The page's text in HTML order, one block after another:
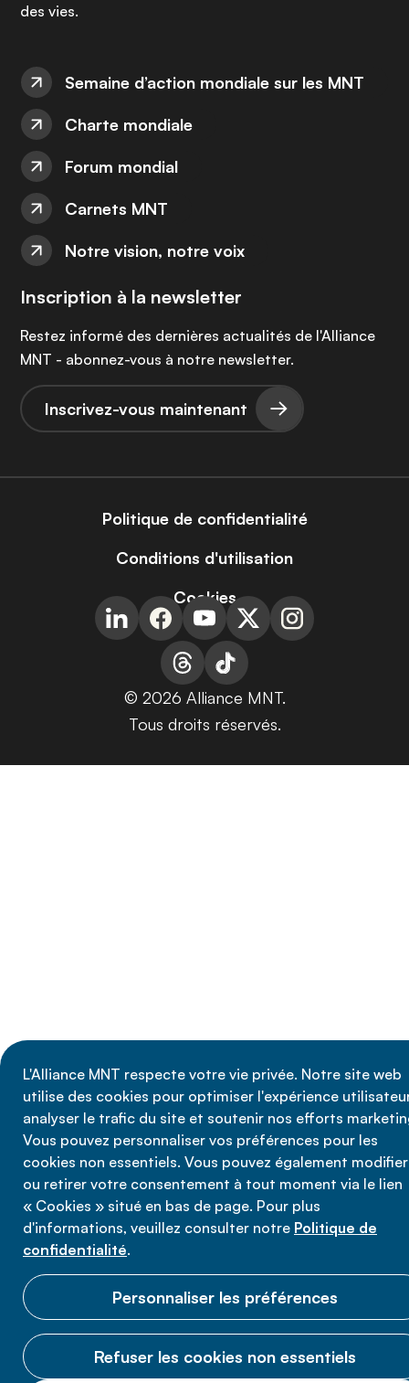
L'Alliance MNT respecte votre vie privée. Notre site web
utilise des cookies pour optimiser l'expérience
analyser le trafic du site et soutenir nos efforts
Vous pouvez personnaliser vos préférences pour les
cookies non essentiels. Vous pouvez également modifier
ou retirer votre consentement à tout moment via le lien
« Cookies » situé en bas de page. Pour plus
d'informations, veuillez consulter notre Politique de
confidentialité.
Personnaliser les préférences
Refuser les cookies non essentiels
des vies.
Semaine d’action mondiale sur les MNT
Charte mondiale
Forum mondial
Carnets MNT
Notre vision, notre voix
Inscription à la newsletter
Restez informé des dernières actualités de l'Alliance
MNT - abonnez-vous à notre newsletter.
Inscrivez-vous maintenant
Politique de confidentialité
Conditions d'utilisation
Cookies
© 2026 Alliance MNT.
Tous droits réservés.